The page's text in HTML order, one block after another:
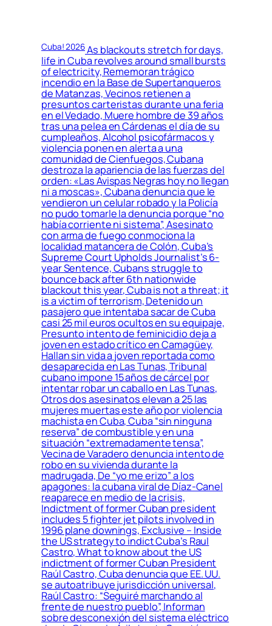
Cuba! 2026As blackouts stretch for days,
life in Cuba revolves around small bursts
of electricity, Rememoran trágico
incendio en la Base de Supertanqueros
de Matanzas, Vecinos retienen a
presuntos carteristas durante una feria
en el Vedado, Muere hombre de 39 años
tras una pelea en Cárdenas el día de su
cumpleaños, Alcohol psicofármacos y
violencia ponen en alerta a una
comunidad de Cienfuegos, Cubana
destroza la apariencia de las fuerzas del
orden: «Las Avispas Negras hoy no llegan
ni a moscas», Cubana denuncia que le
vendieron un celular robado y la Policía
no pudo tomarle la denuncia porque “no
había corriente ni sistema”, Asesinato
con arma de fuego conmociona la
localidad matancera de Colón, Cuba’s
Supreme Court Upholds Journalist’s 6-
year Sentence, Cubans struggle to
bounce back after 6th nationwide
blackout this year, Cuba is not a threat; it
is a victim of terrorism, Detenido un
pasajero que intentaba sacar de Cuba
casi 25 mil euros ocultos en su equipaje,
Presunto intento de feminicidio deja a
joven en estado crítico en Camagüey,
Hallan sin vida a joven reportada como
desaparecida en Las Tunas, Tribunal
cubano impone 15 años de cárcel por
intentar robar un caballo en Las Tunas,
Otros dos asesinatos elevan a 25 las
mujeres muertas este año por violencia
machista en Cuba, Cuba “sin ninguna
reserva” de combustible y en una
situación “extremadamente tensa”,
Vecina de Varadero denuncia intento de
robo en su vivienda durante la
madrugada, De “yo me erizo” a los
apagones: la cubana viral de Díaz-Canel
reaparece en medio de la crisis,
Indictment of former Cuban president
includes 5 fighter jet pilots involved in
1996 plane downings, Exclusive – Inside
the US strategy to indict Cuba’s Raul
Castro, What to know about the US
indictment of former Cuban President
Raúl Castro, Cuba denuncia que EE. UU.
se autoatribuye jurisdicción universal,
Raúl Castro: “Seguiré marchando al
frente de nuestro pueblo”, Informan
sobre desconexión del sistema eléctrico